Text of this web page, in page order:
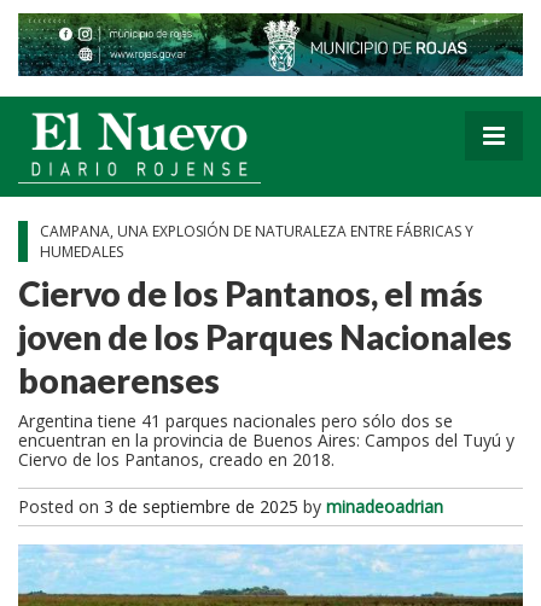
CAMPANA, UNA EXPLOSIÓN DE NATURALEZA ENTRE FÁBRICAS Y
HUMEDALES
Ciervo de los Pantanos, el más
joven de los Parques Nacionales
bonaerenses
Argentina tiene 41 parques nacionales pero sólo dos se
encuentran en la provincia de Buenos Aires: Campos del Tuyú y
Ciervo de los Pantanos, creado en 2018.
Posted on 3 de septiembre de 2025 by minadeoadrian